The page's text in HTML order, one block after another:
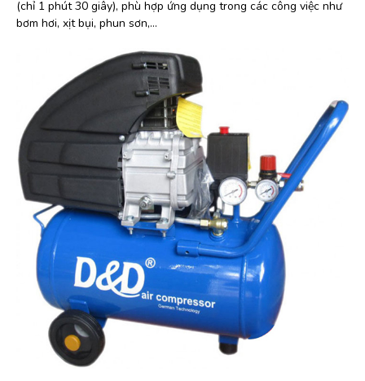
(chỉ 1 phút 30 giây), phù hợp ứng dụng trong các công việc như
bơm hơi, xịt bụi, phun sơn,…